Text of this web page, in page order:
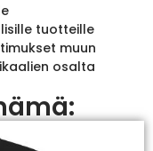
tuotteille
muun
osalta